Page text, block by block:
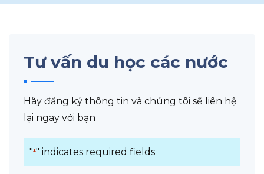
Tư vấn du học các nước
Hãy đăng ký thông tin và chúng tôi sẽ liên hệ
lại ngay với bạn
"*" indicates required fields